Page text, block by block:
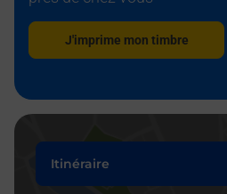
J'imprime mon timbre
Itinéraire